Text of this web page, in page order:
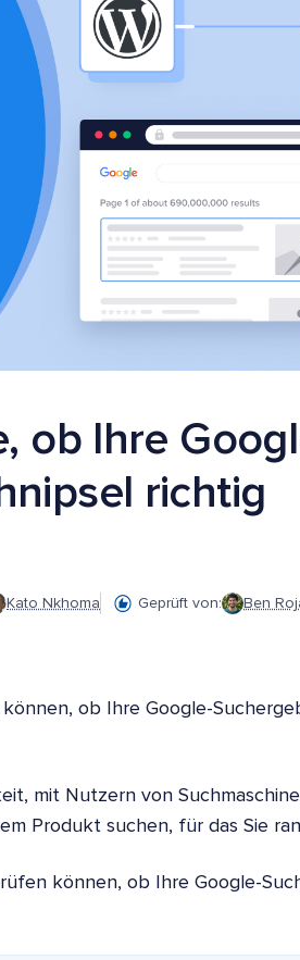
ob Ihre
richtig
Kato Nkhoma Geprüft von: Ben
ob Ihre Google-
mit Nutzern von
Produkt suchen, für das Sie
können, ob Ihre Google-